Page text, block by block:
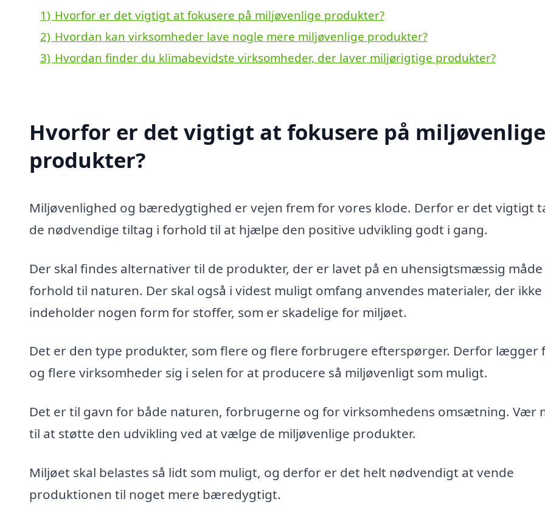
1) Hvorfor er det vigtigt at fokusere på miljøvenlige produkter?
2) Hvordan kan virksomheder lave nogle mere miljøvenlige produkter?
3) Hvordan finder du klimabevidste virksomheder, der laver miljørigtige produkter?
Hvorfor er det vigtigt at fokusere på miljøvenlige
produkter?
Miljøvenlighed og bæredygtighed er vejen frem for vores klode. Derfor er det vigtigt
de nødvendige tiltag i forhold til at hjælpe den positive udvikling godt i gang.
Der skal findes alternativer til de produkter, der er lavet på en uhensigtsmæssig måde
forhold til naturen. Der skal også i videst muligt omfang anvendes materialer, der ikke
indeholder nogen form for stoffer, som er skadelige for miljøet.
Det er den type produkter, som flere og flere forbrugere efterspørger. Derfor lægger
og flere virksomheder sig i selen for at producere så miljøvenligt som muligt.
Det er til gavn for både naturen, forbrugerne og for virksomhedens omsætning. Vær
til at støtte den udvikling ved at vælge de miljøvenlige produkter.
Miljøet skal belastes så lidt som muligt, og derfor er det helt nødvendigt at vende
produktionen til noget mere bæredygtigt.